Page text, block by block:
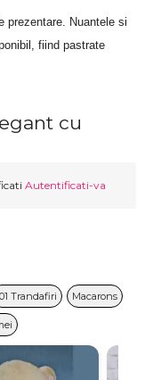
prezentare. Nuantele si
fiind pastrate
cu
Autentificati-va
Trandafiri Macarons